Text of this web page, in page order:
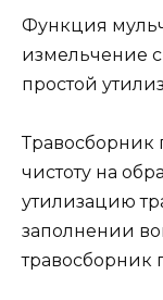
Функция
измельчение
простой
Травосборник
чистоту на
утилизацию
заполнении
травосборник